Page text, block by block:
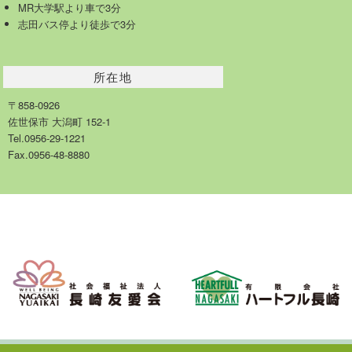
MR大学駅より車で3分
志田バス停より徒歩で3分
所在地
〒858-0926
佐世保市 大潟町 152-1
Tel.0956-29-1221
Fax.0956-48-8880